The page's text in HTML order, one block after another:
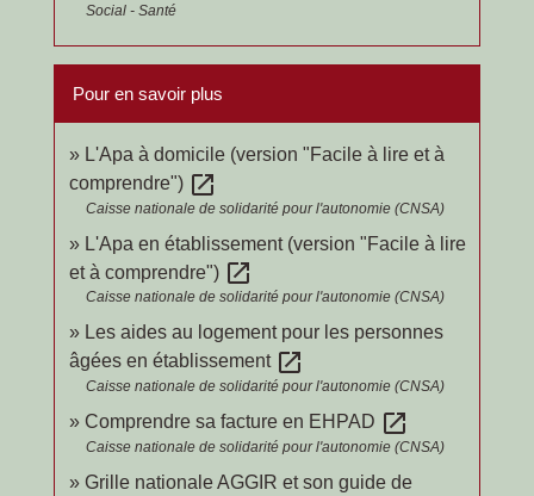
Social - Santé
Pour en savoir plus
L'Apa à domicile (version "Facile à lire et à
comprendre") open_in_new
Caisse nationale de solidarité pour l'autonomie (CNSA)
L'Apa en établissement (version "Facile à lire
et à comprendre") open_in_new
Caisse nationale de solidarité pour l'autonomie (CNSA)
Les aides au logement pour les personnes
âgées en établissement open_in_new
Caisse nationale de solidarité pour l'autonomie (CNSA)
Comprendre sa facture en EHPAD open_in_new
Caisse nationale de solidarité pour l'autonomie (CNSA)
Grille nationale AGGIR et son guide de